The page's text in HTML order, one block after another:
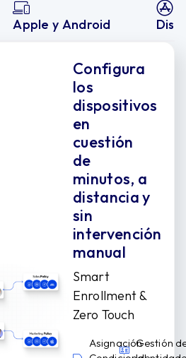
Apple y Android
Configura
los
dispositivos
en
cuestión
de
minutos, a
distancia y
sin
intervención
manual
Smart
Enrollment &
Zero Touch
AsignaciónGestión